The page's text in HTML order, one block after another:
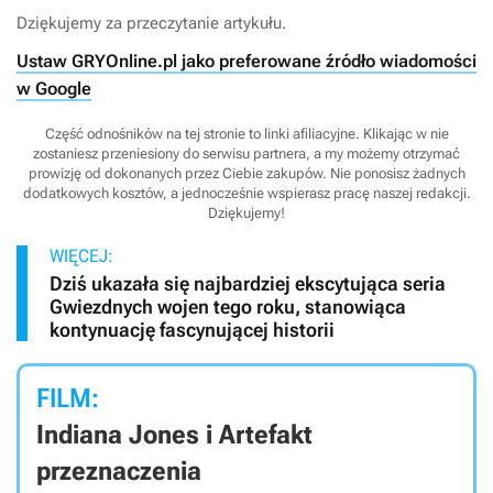
Dziękujemy za przeczytanie artykułu.
Ustaw GRYOnline.pl jako preferowane źródło wiadomości
w Google
Część odnośników na tej stronie to linki afiliacyjne. Klikając w nie
zostaniesz przeniesiony do serwisu partnera, a my możemy otrzymać
prowizję od dokonanych przez Ciebie zakupów. Nie ponosisz żadnych
dodatkowych kosztów, a jednocześnie wspierasz pracę naszej redakcji.
Dziękujemy!
WIĘCEJ:
Dziś ukazała się najbardziej ekscytująca seria
Gwiezdnych wojen tego roku, stanowiąca
kontynuację fascynującej historii
FILM:
Indiana Jones i Artefakt
przeznaczenia